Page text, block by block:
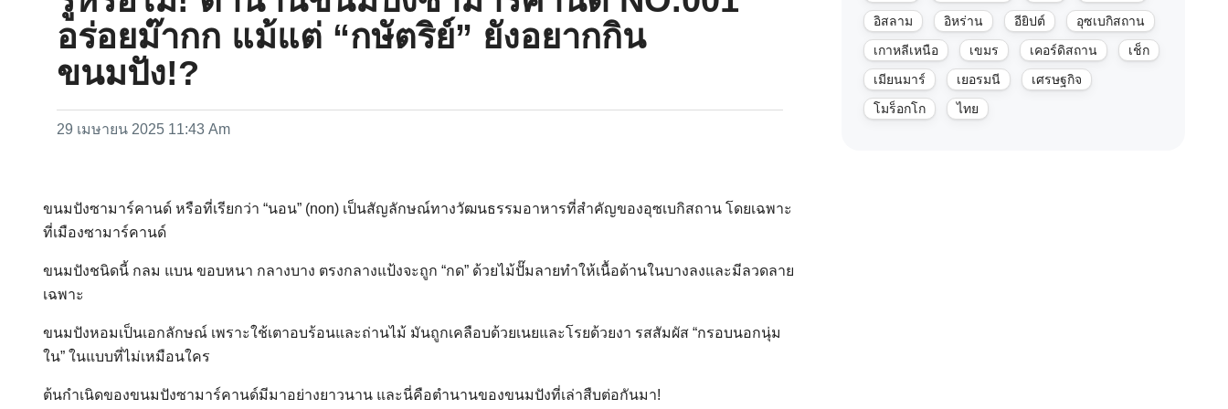
อร่อยม๊ากก แม้แต่ “กษัตริย์” ยังอยากกิน
ขนมปัง!?
29 เมษายน 2025 11:43 Am
​ขนมปังซามาร์คานด์ หรือที่เรียกว่า “นอน” (non) เป็นสัญลักษณ์ทางวัฒนธรรมอาหารที่สำคัญของอุซเบกิสถาน โดยเฉพาะ
ที่เมืองซามาร์คานด์
ขนมปังชนิดนี้ กลม แบน ขอบหนา กลางบาง ตรงกลางแป้งจะถูก “กด” ด้วยไม้ปั๊มลายทำให้เนื้อด้านในบางลงและมีลวดลาย
เฉพาะ
ขนมปังหอมเป็นเอกลักษณ์ เพราะใช้เตาอบร้อนและถ่านไม้ มันถูกเคลือบด้วยเนยและโรยด้วยงา รสสัมผัส “กรอบนอกนุ่ม
ใน” ในแบบที่ไม่เหมือนใคร
ต้นกำเนิดของขนมปังซามาร์คานด์มีมาอย่างยาวนาน และนี่คือตำนานของ​ขนมปังที่เล่าสืบต่อกันมา!
อิสลาม
อิหร่าน อียิปต์
อุซเบกิสถาน
เกาหลีเหนือ
เขมร เคอร์ดิสถาน
เช็ก
เมียนมาร์
เยอรมนี
เศรษฐกิจ
โมร็อกโก
ไทย